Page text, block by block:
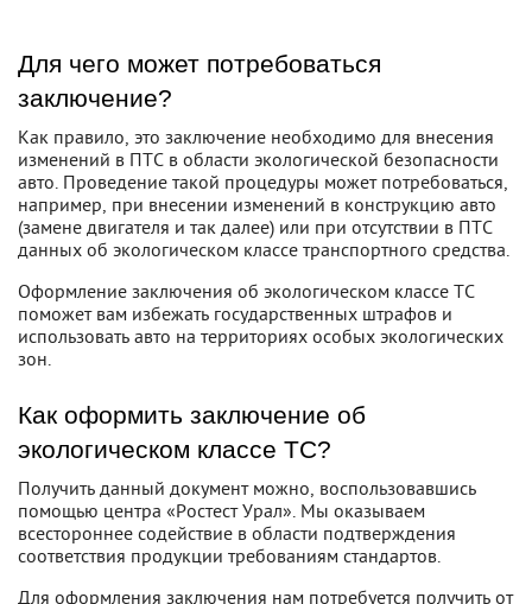
Для чего может потребоваться
заключение?
Как правило, это заключение необходимо для внесения
изменений в ПТС в области экологической безопасности
авто. Проведение такой процедуры может потребоваться,
например, при внесении изменений в конструкцию авто
(замене двигателя и так далее) или при отсутствии в ПТС
данных об экологическом классе транспортного средства.
Оформление заключения об экологическом классе ТС
поможет вам избежать государственных штрафов и
использовать авто на территориях особых экологических
зон.
Как оформить заключение об
экологическом классе ТС?
Получить данный документ можно, воспользовавшись
помощью центра «Ростест Урал». Мы оказываем
всестороннее содействие в области подтверждения
соответствия продукции требованиям стандартов.
Для оформления заключения нам потребуется получить от